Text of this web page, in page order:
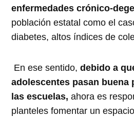
enfermedades crónico-
población estatal como el
diabetes, altos índices de
En ese sentido,debido a
adolescentes pasan buena
las escuelas, ahora es
planteles fomentar un